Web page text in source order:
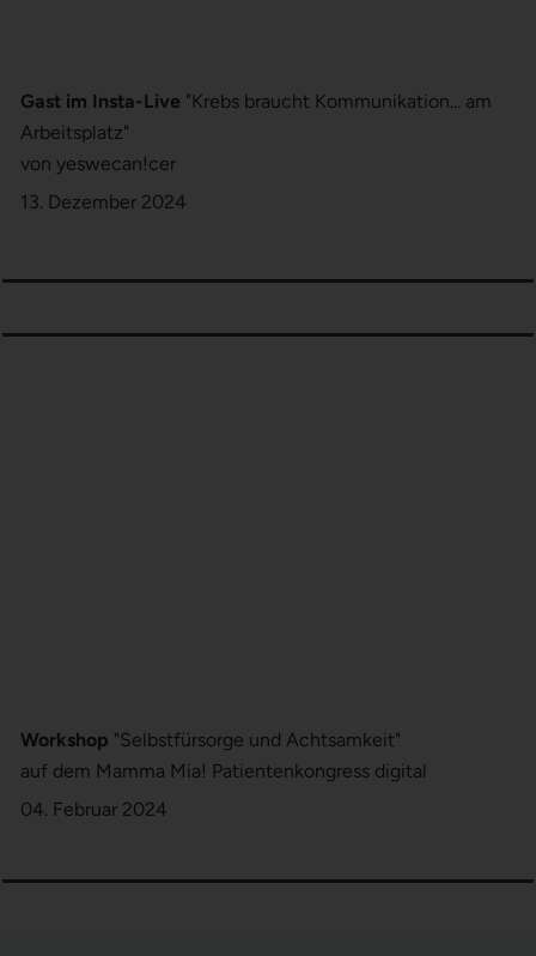
Gast im Insta-Live "Krebs braucht Kommunikation... am
Arbeitsplatz"
von yeswecan!cer
13. Dezember 2024
Workshop "Selbstfürsorge und Achtsamkeit"
auf dem Mamma Mia! Patientenkongress digital
04. Februar 2024